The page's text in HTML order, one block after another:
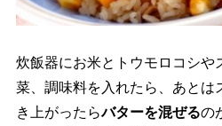
炊飯器にお米とトウモロコシや
菜、調味料を入れたら、あとは
き上がったらバターを混ぜるの